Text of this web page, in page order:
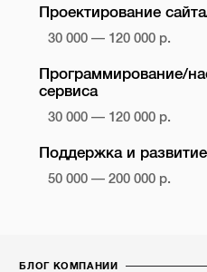
Проектирование
30 000 — 120 000 р.
Программирование/
сервиса
30 000 — 120 000 р.
Поддержка и
50 000 — 200 000 р.
БЛОГ КОМПАНИИ